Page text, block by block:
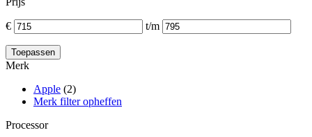
€ t/m
Merk
Apple (2)
Merk filter opheffen
Processor